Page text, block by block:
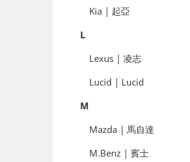
Kia | 起亞
L
Lexus | 凌志
Lucid | Lucid
M
Mazda | 馬自達
M.Benz | 賓士